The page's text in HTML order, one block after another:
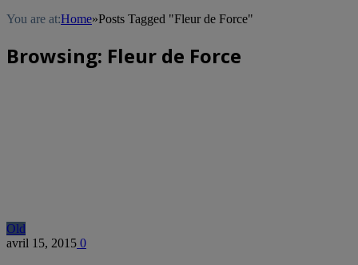
You are at:Home»Posts Tagged "Fleur de Force"
Browsing: Fleur de Force
Old
avril 15, 2015 0